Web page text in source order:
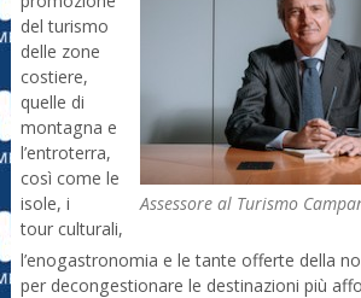
Assessore al Turismo
del turismo
delle zone
costiere,
quelle di
montagna e
l’entroterra,
così come le
isole, i
tour culturali,
l’enogastronomia e le tante offerte della
per decongestionare le destinazioni più